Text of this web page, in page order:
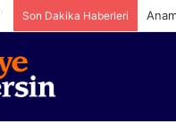
Son Dakika Haberleri